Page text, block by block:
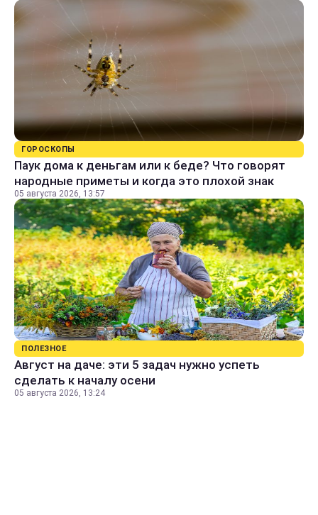
ГОРОСКОПЫ
Паук дома к деньгам или к беде? Что говорят
народные приметы и когда это плохой знак
05 августа 2026, 13:57
ПОЛЕЗНОЕ
Август на даче: эти 5 задач нужно успеть
сделать к началу осени
05 августа 2026, 13:24